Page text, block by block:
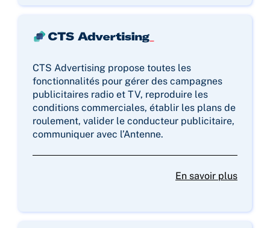
CTS Advertising propose toutes les
fonctionnalités pour gérer des campagnes
publicitaires radio et TV, reproduire les
conditions commerciales, établir les plans de
roulement, valider le conducteur publicitaire,
communiquer avec l’Antenne.
En savoir plus